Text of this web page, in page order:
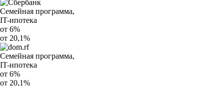
Семейная программа,
IT-ипотека
от 6%
от 20,1%
Семейная программа,
IT-ипотека
от 6%
от 20,1%